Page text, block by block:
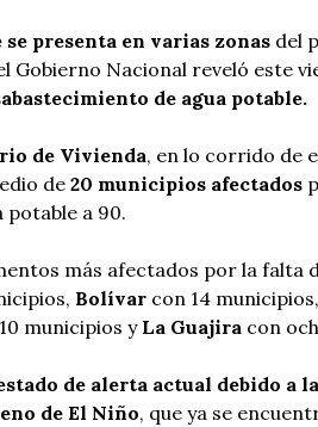
presenta en varias zonas del
Gobierno Nacional reveló este
de agua potable.
de Vivienda, en lo corrido de
de 20 municipios afectados
potable a 90.
más afectados por la falta
Bolívar con 14 municipios,
municipios yLa Guajira con
de alerta actual debido a la
de El Niño, que ya se